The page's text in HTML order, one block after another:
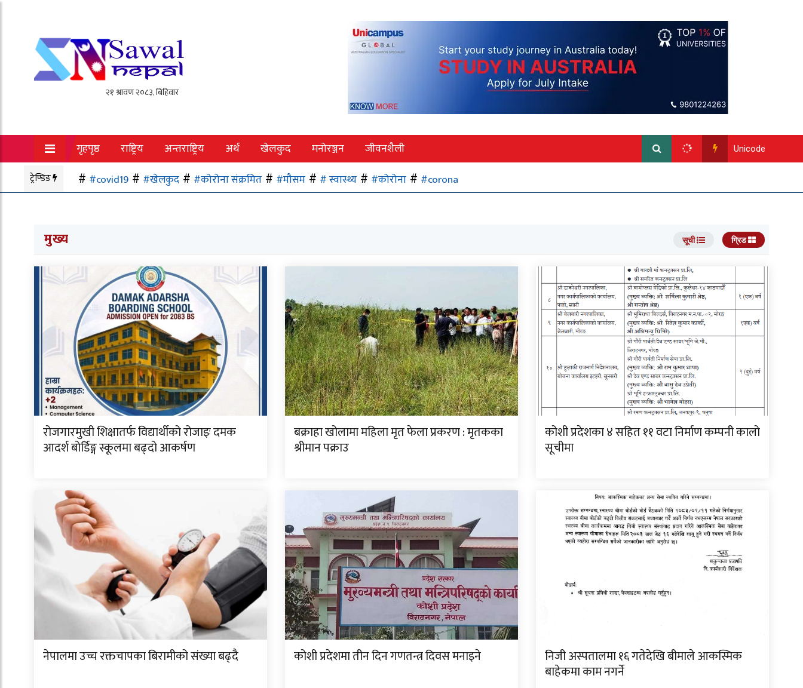
गृहपृष्ठ राष्ट्रिय अन्तराष्ट्रिय अर्थ खेलकुद मनोरञ्जन जीवनशैली Unicode
ट्रेण्डिङ #covid19 #खेलकुद #कोरोना संक्रमित #मौसम # स्वास्थ्य #कोरोना #corona
मुख्य सूची ग्रिड
रोजगारमुखी शिक्षातर्फ विद्यार्थीको रोजाइः दमक
आदर्श बोर्डिङ्ग स्कूलमा बढ्दो आकर्षण
बक्राहा खोलामा महिला मृत फेला प्रकरण : मृतकका
श्रीमान पक्राउ
कोशी प्रदेशका ४ सहित ११ वटा निर्माण कम्पनी कालो
सूचीमा
नेपालमा उच्च रक्तचापका बिरामीको संख्या बढ्दै कोशी प्रदेशमा तीन दिन गणतन्त्र दिवस मनाइने निजी अस्पतालमा १६ गतेदेखि बीमाले आकस्मिक
बाहेकमा काम नगर्ने